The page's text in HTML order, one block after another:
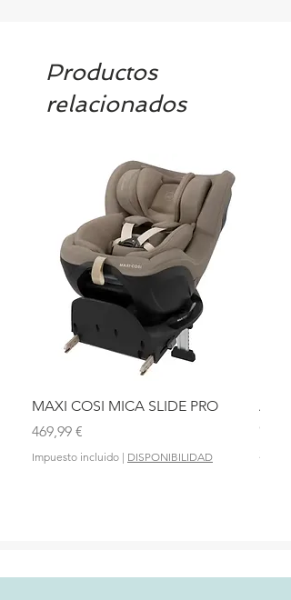
Productos
relacionados
MAXI COSI MICA SLIDE PRO
Precio
469,99 €
Impuesto incluido | DISPONIBILIDAD